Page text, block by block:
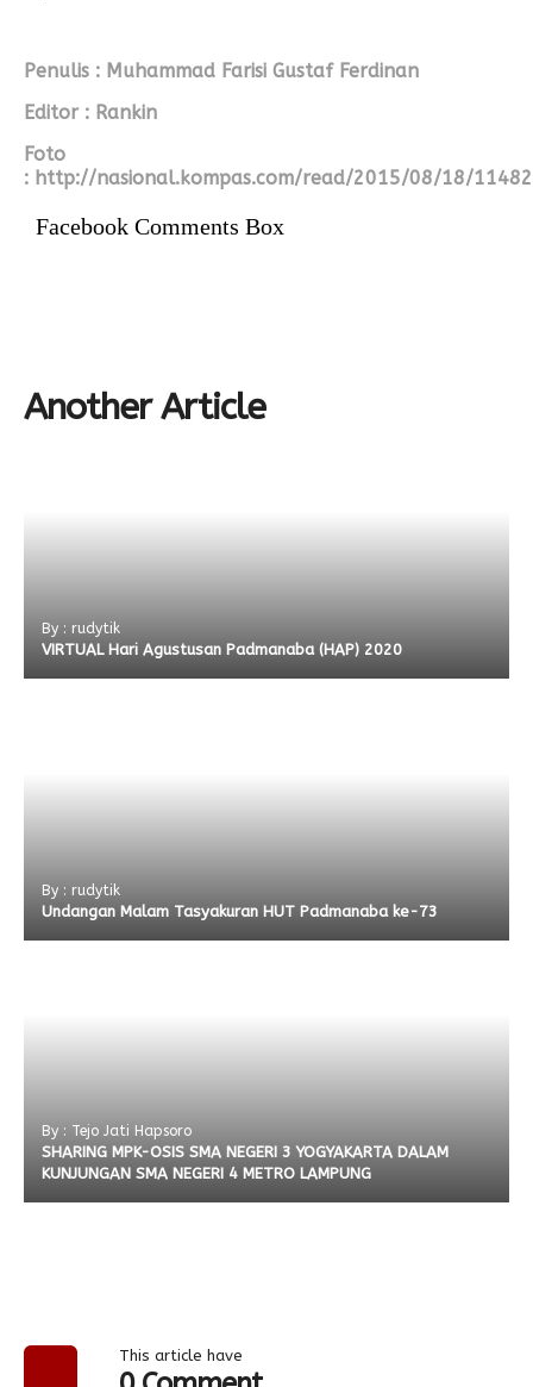
Penulis : Muhammad Farisi Gustaf Ferdinan
Editor : Rankin
Foto
: http://nasional.kompas.com/read/2015/08/18/
Facebook Comments Box
Another Article
By : rudytik
VIRTUAL Hari Agustusan Padmanaba (HAP) 2020
By : rudytik
Undangan Malam Tasyakuran HUT Padmanaba ke-73
By : Tejo Jati Hapsoro
SHARING MPK-OSIS SMA NEGERI 3 YOGYAKARTA DALAM
KUNJUNGAN SMA NEGERI 4 METRO LAMPUNG
This article have